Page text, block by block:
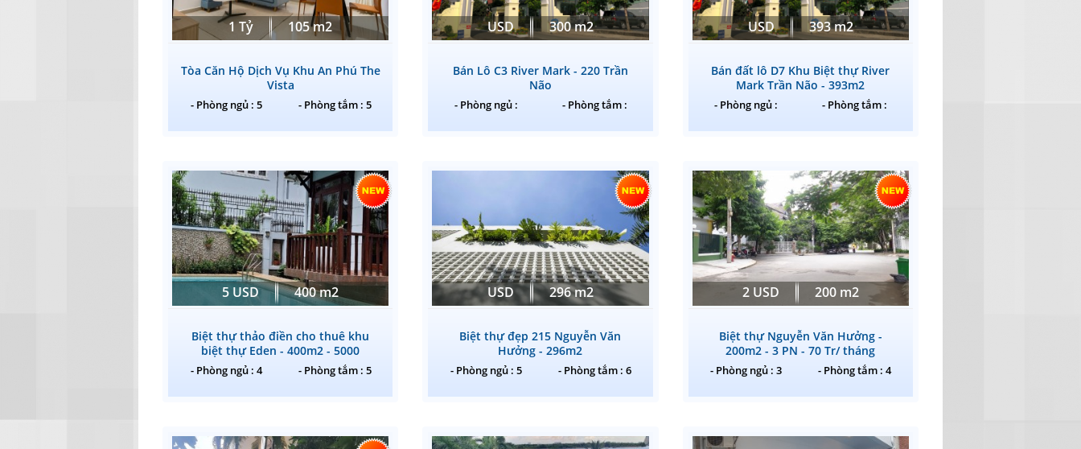
1 Tỷ 105 m2
Tòa Căn Hộ Dịch Vụ Khu An Phú The
Vista
- Phòng ngủ : 5 - Phòng tắm : 5
USD 300 m2
Bán Lô C3 River Mark - 220 Trần
Não
- Phòng ngủ : - Phòng tắm :
USD 393 m2
Bán đất lô D7 Khu Biệt thự River
Mark Trần Não - 393m2
- Phòng ngủ : - Phòng tắm :
5 USD 400 m2
Biệt thự thảo điền cho thuê khu
biệt thự Eden - 400m2 - 5000
- Phòng ngủ : 4 - Phòng tắm : 5
USD 296 m2
Biệt thự đẹp 215 Nguyễn Văn
Hưởng - 296m2
- Phòng ngủ : 5 - Phòng tắm : 6
2 USD 200 m2
Biệt thự Nguyễn Văn Hưởng -
200m2 - 3 PN - 70 Tr/ tháng
- Phòng ngủ : 3 - Phòng tắm : 4